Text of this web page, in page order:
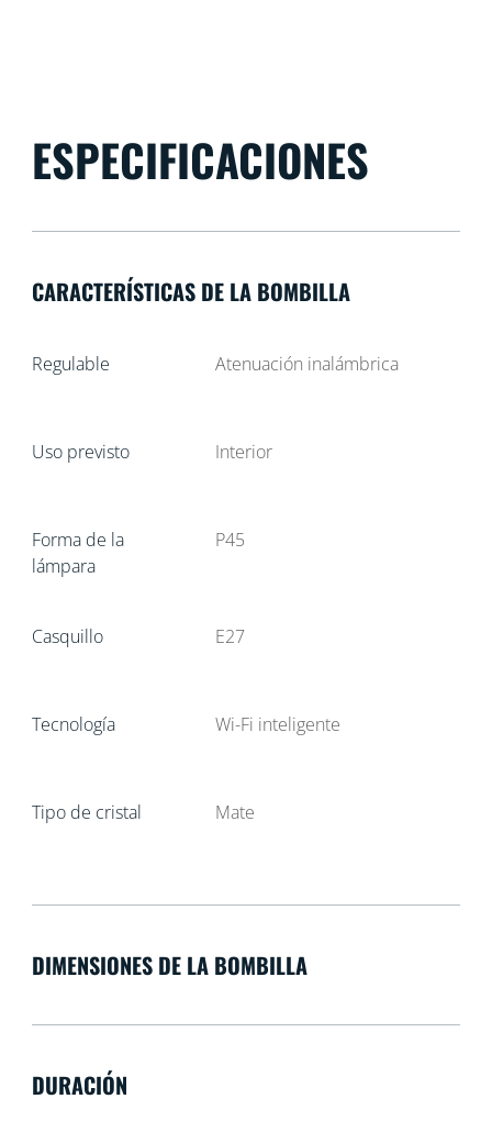
ESPECIFICACIONES
CARACTERÍSTICAS DE LA BOMBILLA
Regulable Atenuación inalámbrica
Uso previsto Interior
Forma de la
lámpara
P45
Casquillo E27
Tecnología Wi-Fi inteligente
Tipo de cristal Mate
DIMENSIONES DE LA BOMBILLA
DURACIÓN